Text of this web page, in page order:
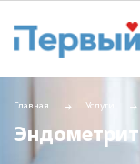
Главная Услуги
Эндометрит